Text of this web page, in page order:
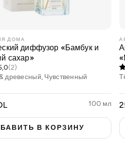
ДОМА
диффузор «Бамбук и
сахар»
(2)
древесный, Чувственный
100 мл
В КОРЗИНУ